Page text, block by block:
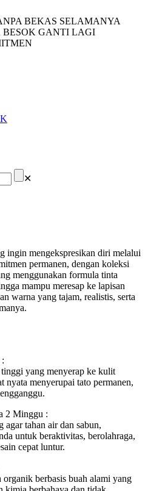
BEKAS SELAMANYA
GANTI LAGI
✕
ingin mengekspresikan diri melalui
permanen, dengan koleksi
menggunakan formula tinta
mampu meresap ke lapisan
warna yang tajam, realistis, serta
yang menyerap ke kulit
nyata menyerupai tato permanen,
2 Minggu :
tahan air dan sabun,
untuk beraktivitas, berolahraga,
cepat luntur.
berbasis buah alami yang